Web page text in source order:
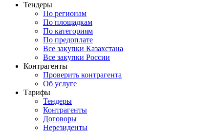
Тендеры
По регионам
По площадкам
По категориям
По предоплате
Все закупки Казахстана
Все закупки России
Контрагенты
Проверить контрагента
Об услуге
Тарифы
Тендеры
Контрагенты
Договоры
Нерезиденты